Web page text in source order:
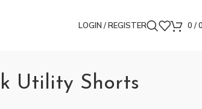
LOGIN / REGISTER 0 /
Utility Shorts